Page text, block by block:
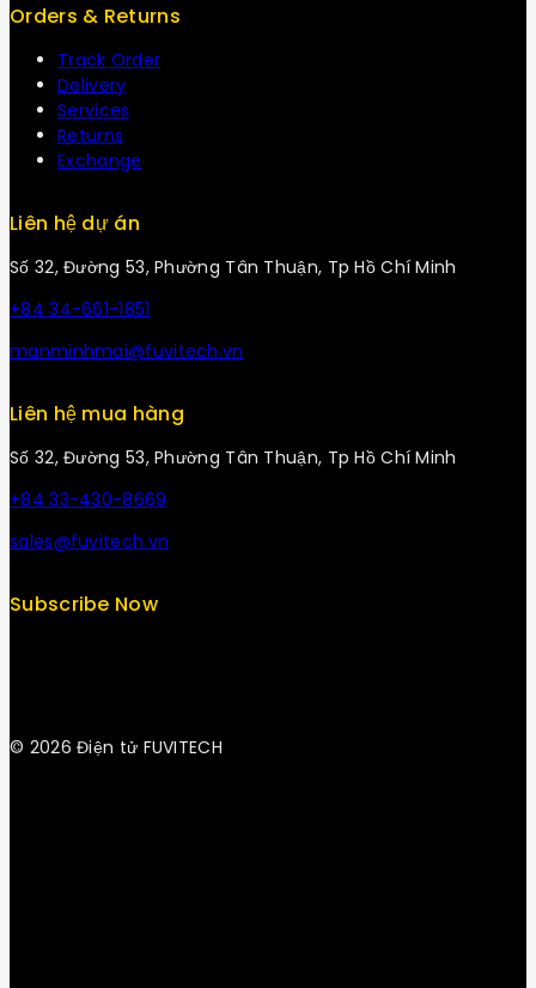
Orders & Returns
Track Order
Delivery
Services
Returns
Exchange
Liên hệ dự án
Số 32, Đường 53, Phường Tân Thuận, Tp Hồ Chí Minh
+84 34-661-1851
manminhmai@fuvitech.vn
Liên hệ mua hàng
Số 32, Đường 53, Phường Tân Thuận, Tp Hồ Chí Minh
+84 33-430-8669
sales@fuvitech.vn
Subscribe Now
© 2026 Điện tử FUVITECH